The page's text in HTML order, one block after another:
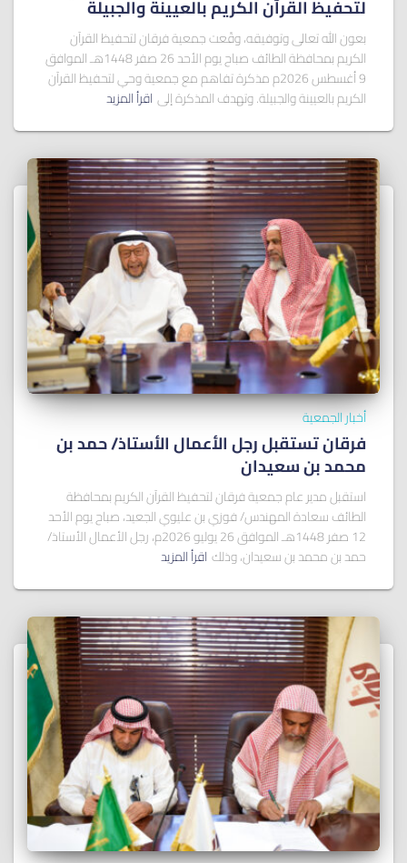
لتحفيظ القرآن الكريم بالعيينة والجبيلة
بعون الله تعالى وتوفيقه، وقّعت جمعية فرقان لتحفيظ القرآن
الكريم بمحافظة الطائف صباح يوم الأحد 26 صفر 1448هـ الموافق
9 أغسطس 2026م مذكرة تفاهم مع جمعية وحي لتحفيظ القرآن
الكريم بالعيينة والجبيلة. وتهدف المذكرة إلى اقرأ المزيد
أخبار الجمعية
فرقان تستقبل رجل الأعمال الأستاذ/ ﺣﻤﺪ ﺑﻦ
ﻣﺤﻤﺪ ﺑﻦ ﺳﻌﻴﺪان
استقبل مدير عام جمعية فرقان لتحفيظ القرآن الكريم بمحافظة
الطائف سعادة المهندس/ فوزي بن عليوي الجعيد، صباح يوم الأحد
12 صفر 1448هـ الموافق 26 يوليو 2026م، رجل الأعمال الأستاذ/
حمد بن محمد بن سعيدان، وذلك اقرأ المزيد